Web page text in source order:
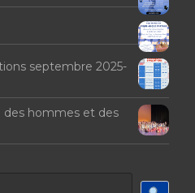
septembre 2025-
des hommes et des